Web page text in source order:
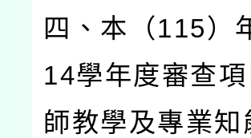
四、本（115）
14學年度審查
師教學及專業